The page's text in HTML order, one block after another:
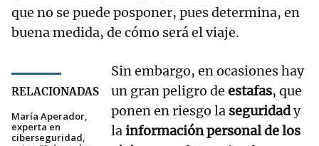
que no se puede posponer, pues determina, en
buena medida, de cómo será el viaje.
RELACIONADAS
María Aperador,
experta en
ciberseguridad,
Sin embargo, en ocasiones hay
un gran peligro de estafas, que
ponen en riesgo la seguridady
lainformación personal de los